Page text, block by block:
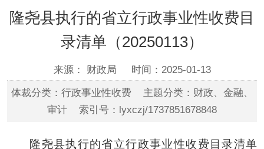
隆尧县执行的省立行政事业性收费目
录清单（20250113）
来源： 财政局 时间：2025-01-13
体裁分类：行政事业性收费 主题分类：财政、金融、
审计 索引号：lyxczj/1737851678848
隆尧县执行的省立行政事业性收费目录清单